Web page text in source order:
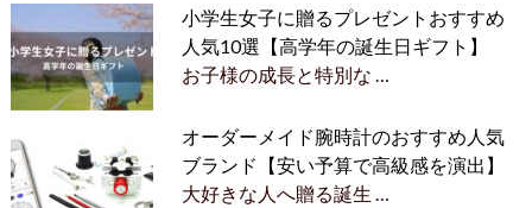
小学生女子に贈るプレゼントおすすめ
人気10選【高学年の誕生日ギフト】
お子様の成長と特別な …
オーダーメイド腕時計のおすすめ人気
ブランド【安い予算で高級感を演出】
大好きな人へ贈る誕生 …